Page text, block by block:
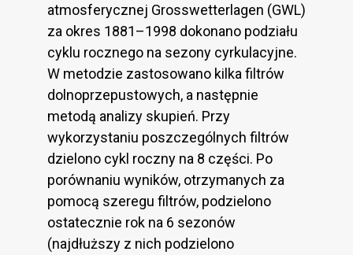
atmosferycznej Grosswetterlagen (GWL)
za okres 1881–1998 dokonano podziału
cyklu rocznego na sezony cyrkulacyjne.
W metodzie zastosowano kilka filtrów
dolnoprzepustowych, a następnie
metodą analizy skupień. Przy
wykorzystaniu poszczególnych filtrów
dzielono cykl roczny na 8 części. Po
porównaniu wyników, otrzymanych za
pomocą szeregu filtrów, podzielono
ostatecznie rok na 6 sezonów
(najdłuższy z nich podzielono